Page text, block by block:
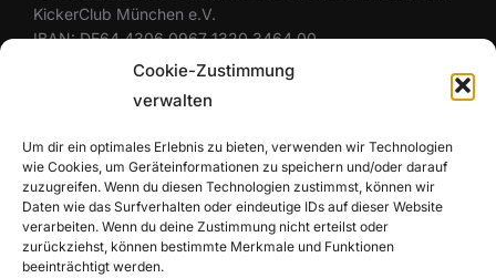
Cookie-Zustimmung
verwalten
Um dir ein optimales Erlebnis zu bieten, verwenden wir Technologien
wie Cookies, um Geräteinformationen zu speichern und/oder darauf
zuzugreifen. Wenn du diesen Technologien zustimmst, können wir
Daten wie das Surfverhalten oder eindeutige IDs auf dieser Website
verarbeiten. Wenn du deine Zustimmung nicht erteilst oder
zurückziehst, können bestimmte Merkmale und Funktionen
beeinträchtigt werden.
KickerClub München e.V.
IBAN: DE64 4306 0967 1320 3464 00
BIC: GENODEM1GLS
Rechtliches
Datenschutzerklärung
Cookie-Richtlinie (EU)
Haftungsausschluss
Impressum